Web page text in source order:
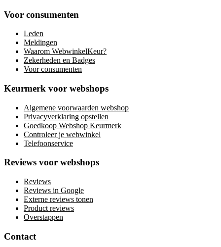
Voor consumenten
Leden
Meldingen
Waarom WebwinkelKeur?
Zekerheden en Badges
Voor consumenten
Keurmerk voor webshops
Algemene voorwaarden webshop
Privacyverklaring opstellen
Goedkoop Webshop Keurmerk
Controleer je webwinkel
Telefoonservice
Reviews voor webshops
Reviews
Reviews in Google
Externe reviews tonen
Product reviews
Overstappen
Contact